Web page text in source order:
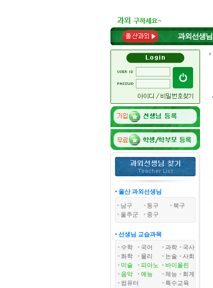
과외선생님
• 울산 과외선생님
남구
동구
북구
울주군
중구
• 선생님 교습과목
수학
국어 과학
국사
화학
물리 논술
사회
미술
피아노
바이올린
음악
예능 체능
회계
컴퓨터
특수교육